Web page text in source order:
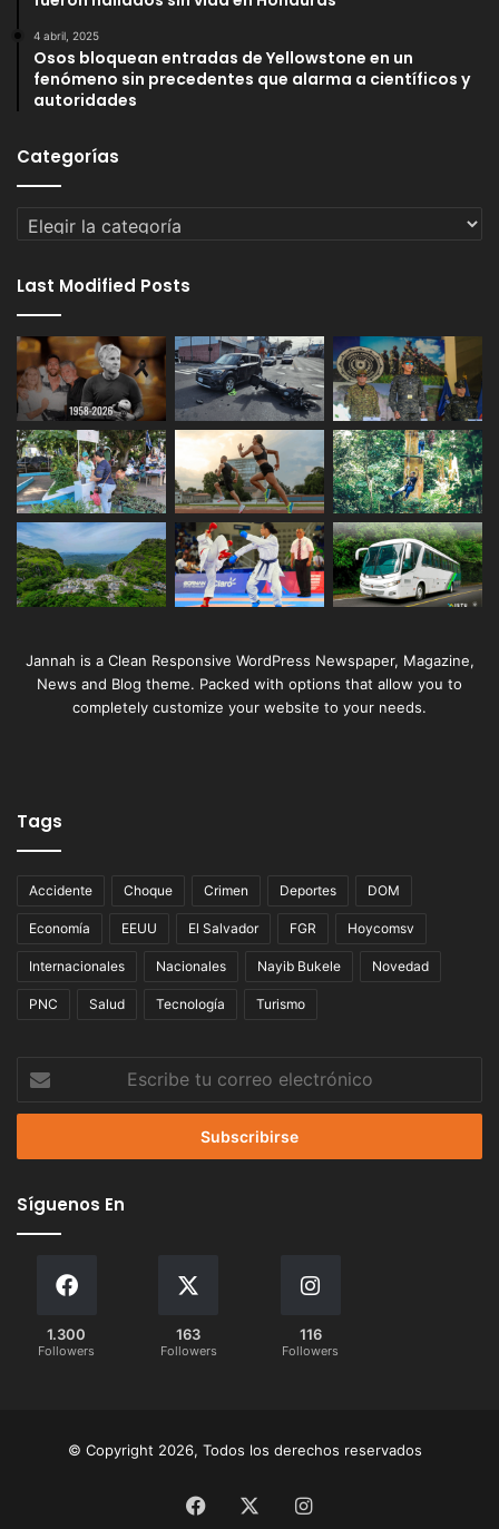
4 abril, 2025
Osos bloquean entradas de Yellowstone en un
fenómeno sin precedentes que alarma a científicos y
autoridades
Categorías
Categorías
Last Modified Posts
Jannah is a Clean Responsive WordPress Newspaper, Magazine,
News and Blog theme. Packed with options that allow you to
completely customize your website to your needs.
Tags
Accidente Choque Crimen Deportes DOM
Economía EEUU El Salvador FGR Hoycomsv
Internacionales Nacionales Nayib Bukele Novedad
PNC Salud Tecnología Turismo
tu
correo
Síguenos En
1.300
Followers
163
Followers
116
Followers
© Copyright 2026, Todos los derechos reservados
Facebook Instagram